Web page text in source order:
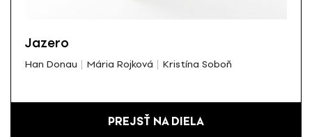
Jazero
Han Donau Mária Rojková Kristína Soboň
PREJSŤ NA DIELA